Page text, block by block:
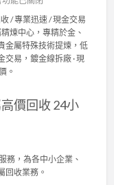
/ 專業迅速 / 現金交易
煉中心，專精於金、
金屬特殊技術提煉，低
易，鍍金線拆廠 · 現
。
價回收 24小
務，為各中小企業、
回收業務。